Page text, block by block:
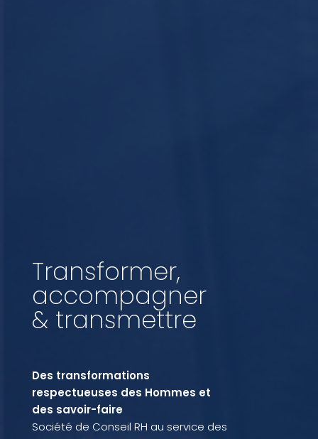
Transformer,
accompagner
& transmettre
Des transformations
respectueuses des Hommes et
des savoir-faire
Société de Conseil RH au service des